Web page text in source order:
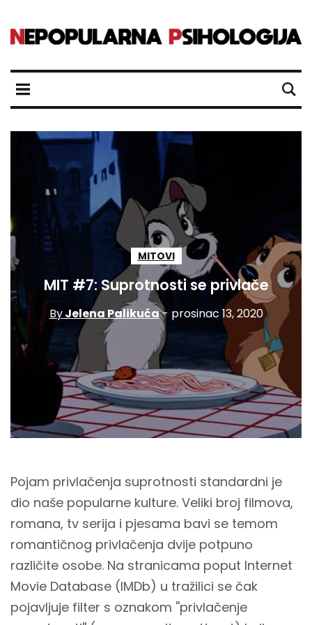
MITOVI
MIT #7: Suprotnosti se privlače
ByJelena Palikuća- prosinac 13, 2020
Pojam privlačenja suprotnosti standardni je
dio naše popularne kulture. Veliki broj filmova,
romana, tv serija i pjesama bavi se temom
romantičnog privlačenja dvije potpuno
različite osobe. Na stranicama poput Internet
Movie Database (IMDb) u tražilici se čak
pojavljuje filter s oznakom ''privlačenje